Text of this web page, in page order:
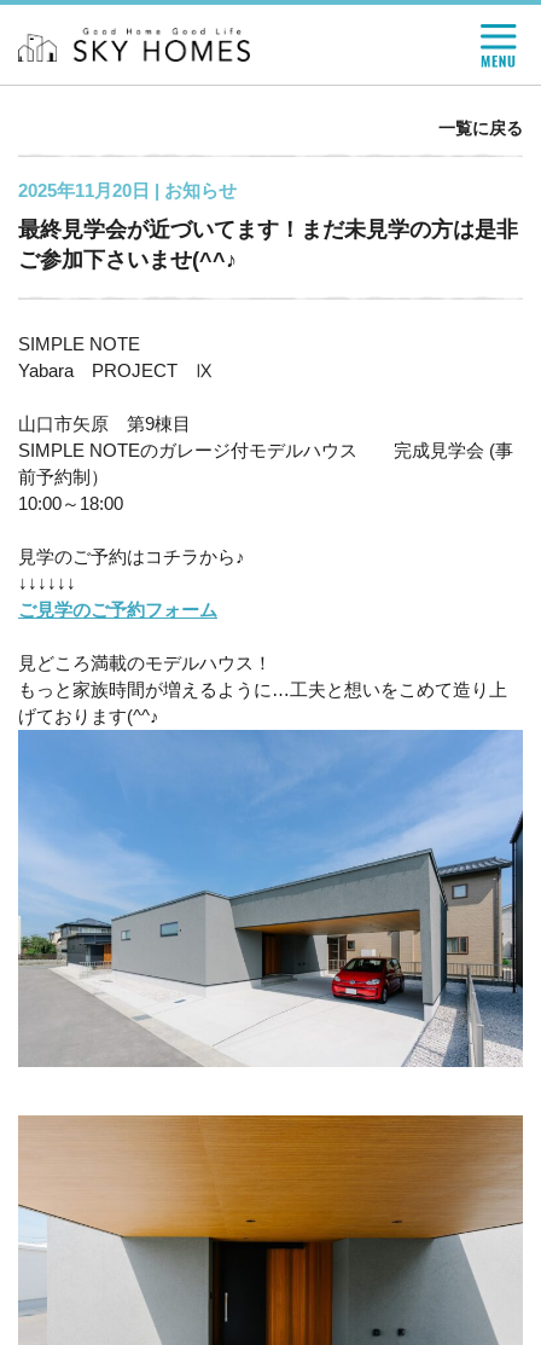
一覧に戻る
2025年11月20日 | お知らせ
最終見学会が近づいてます！まだ未見学の方は是非
ご参加下さいませ(^^♪
SIMPLE NOTE
Yabara PROJECT Ⅸ
山口市矢原 第9棟目
SIMPLE NOTEのガレージ付モデルハウス 完成見学会 (事
前予約制）
10:00～18:00
見学のご予約はコチラから♪
↓↓↓↓↓↓
ご見学のご予約フォーム
見どころ満載のモデルハウス！
もっと家族時間が増えるように…工夫と想いをこめて造り上
げております(^^♪